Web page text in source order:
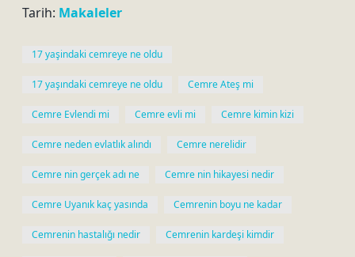
Tarih: Makaleler
17 yaşindaki cemreye ne oldu
17 yaşındaki cemreye ne oldu Cemre Ateş mi
Cemre Evlendi mi Cemre evli mi Cemre kimin kizi
Cemre neden evlatlık alındı Cemre nerelidir
Cemre nin gerçek adı ne Cemre nin hikayesi nedir
Cemre Uyanık kaç yasında Cemrenin boyu ne kadar
Cemrenin hastalığı nedir Cemrenin kardeşi kimdir